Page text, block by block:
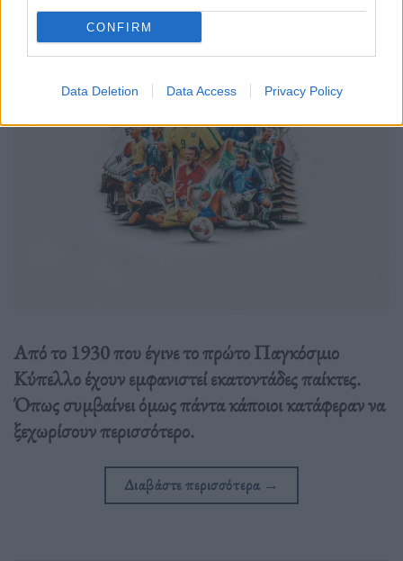
CONFIRM
Data Deletion Data Access Privacy Policy
Από το 1930 που έγινε το πρώτο Παγκόσμιο
Κύπελλο έχουν εμφανιστεί εκατοντάδες παίκτες.
Όπως συμβαίνει όμως πάντα κάποιοι κατάφεραν να
ξεχωρίσουν περισσότερο.
Διαβάστε περισσότερα →